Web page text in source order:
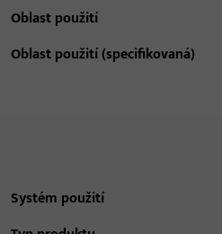
Oblast použití
Oblast použití (specifikovaná)
Systém použití